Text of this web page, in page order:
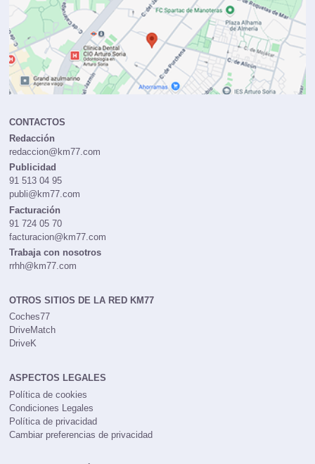
CONTACTOS
Redacción
redaccion@km77.com
Publicidad
91 513 04 95
publi@km77.com
Facturación
91 724 05 70
facturacion@km77.com
Trabaja con nosotros
rrhh@km77.com
OTROS SITIOS DE LA RED KM77
Coches77
DriveMatch
DriveK
ASPECTOS LEGALES
Política de cookies
Condiciones Legales
Política de privacidad
Cambiar preferencias de privacidad